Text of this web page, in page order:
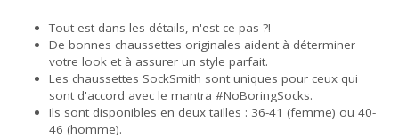
Tout est dans les détails, n'est-ce pas ?!
De bonnes chaussettes originales aident à déterminer
votre look et à assurer un style parfait.
Les chaussettes SockSmith sont uniques pour ceux qui
sont d'accord avec le mantra #NoBoringSocks.
Ils sont disponibles en deux tailles : 36-41 (femme) ou 40-
46 (homme).